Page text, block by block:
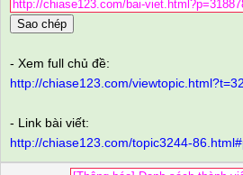
Sao chép
- Xem full chủ đề:
http://chiase123.com/
- Link bài viết:
http://chiase123.com/topic3244-